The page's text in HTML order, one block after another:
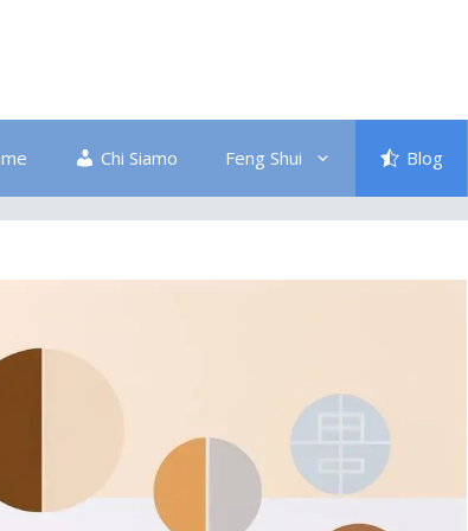
Chi Siamo Feng Shui
Bagno
Salute
Pulizia Energetica
Blog